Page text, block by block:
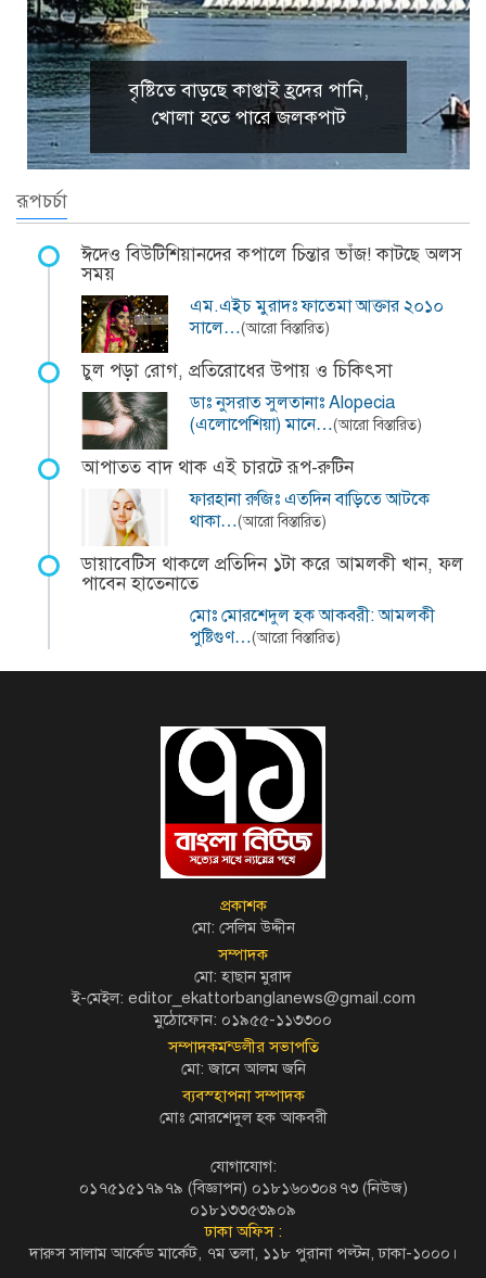
বৃষ্টিতে বাড়ছে কাপ্তাই হ্রদের পানি,
খোলা হতে পারে জলকপাট
রূপচর্চা
ঈদেও বিউটিশিয়ানদের কপালে চিন্তার ভাঁজ! কাটছে অলস
সময়
এম.এইচ মুরাদঃ ফাতেমা আক্তার ২০১০
সালে…(আরো বিস্তারিত)
চুল পড়া রোগ, প্রতিরোধের উপায় ও চিকিৎসা
ডাঃ নুসরাত সুলতানাঃ Alopecia
(এলোপেশিয়া) মানে…(আরো বিস্তারিত)
আপাতত বাদ থাক এই চারটে রূপ-রুটিন
ফারহানা রুজিঃ এতদিন বাড়িতে আটকে
থাকা…(আরো বিস্তারিত)
ডায়াবেটিস থাকলে প্রতিদিন ১টা করে আমলকী খান, ফল
পাবেন হাতেনাতে
মোঃ মোরশেদুল হক আকবরী: আমলকী
পুষ্টিগুণ…(আরো বিস্তারিত)
প্রকাশক
মো: সেলিম উদ্দীন
সম্পাদক
মো: হাছান মুরাদ
ই-মেইল: editor_ekattorbanglanews@gmail.com
মুঠোফোন: ০১৯৫৫-১১৩৩০০
সম্পাদকমন্ডলীর সভাপতি
মো: জানে আলম জনি
ব্যবস্হাপনা সম্পাদক
মোঃ মোরশেদুল হক আকবরী
যোগাযোগ:
০১৭৫১৫১৭৯৭৯ (বিজ্ঞাপন) ০১৮১৬০৩০৪৭৩ (নিউজ)
০১৮১৩৩৫৩৯০৯
ঢাকা অফিস :
দারুস সালাম আর্কেড মার্কেট, ৭ম তলা, ১১৮ পুরানা পল্টন, ঢাকা-১০০০।